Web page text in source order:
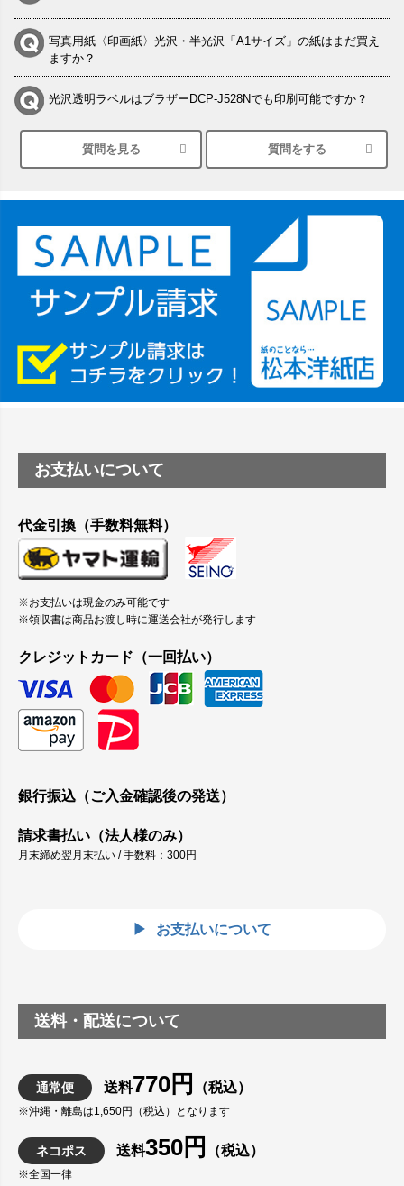
写真用紙〈印画紙〉光沢・半光沢「A1サイズ」の紙はまだ買え
ますか？
光沢透明ラベルはブラザーDCP-J528Nでも印刷可能ですか？
シルバーペーパーにEPSON EP-30VAで印刷するときの設定は？
SC-P8050に対応してますか
塩ビのロール紙で離型紙が透明の商品はありますか
つや消し半透明ラベルのロールタイプはありますか？
縦420mm×横650mmの包装紙に適した紙はありますか？
質問を見る 質問をする
お支払いについて
代金引換（手数料無料）
※お支払いは現金のみ可能です
※領収書は商品お渡し時に運送会社が発行します
クレジットカード（一回払い）
銀行振込（ご入金確認後の発送）
請求書払い（法人様のみ）
月末締め翌月末払い / 手数料：300円
お支払いについて
送料・配送について
通常便 送料770円 （税込）
※沖縄・離島は1,650円（税込）となります
ネコポス 送料350円 （税込）
※全国一律